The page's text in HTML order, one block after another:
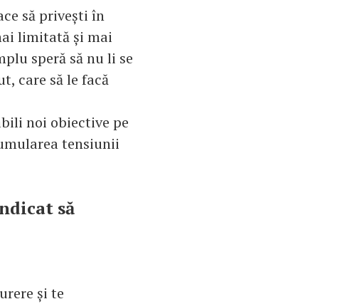
să privești în
limitată și mai
speră să nu li se
care să le facă
noi obiective pe
tensiunii
să
și te